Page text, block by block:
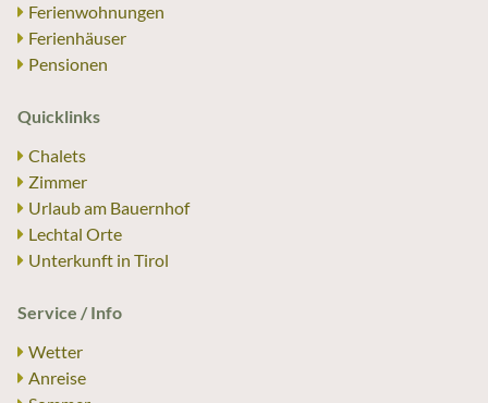
Ferienwohnungen
Ferienhäuser
Pensionen
Quicklinks
Chalets
Zimmer
Urlaub am Bauernhof
Lechtal Orte
Unterkunft in Tirol
Service / Info
Wetter
Anreise